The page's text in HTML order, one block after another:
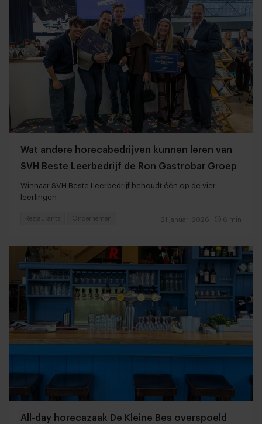
Wat andere horecabedrijven kunnen leren van
SVH Beste Leerbedrijf de Ron Gastrobar Groep
Winnaar SVH Beste Leerbedrijf behoudt één op de vier
leerlingen
21 januari 2026 6 min
Restaurants Ondernemen
All-day horecazaak De Kleine Bes overspoeld